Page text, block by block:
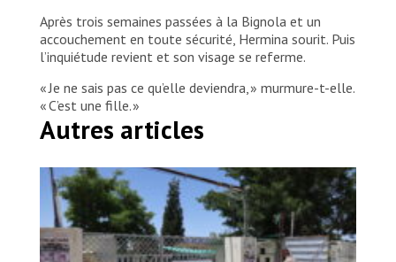
Après trois semaines passées à la Bignola et un
accouchement en toute sécurité, Hermina sourit. Puis
l’inquiétude revient et son visage se referme.
« Je ne sais pas ce qu’elle deviendra, » murmure-t-elle.
« C’est une fille. »
Autres articles